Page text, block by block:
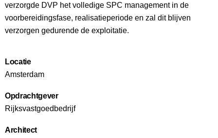
verzorgde DVP het volledige SPC management in de
voorbereidingsfase, realisatieperiode en zal dit blijven
verzorgen gedurende de exploitatie.
Locatie
Amsterdam
Opdrachtgever
Rijksvastgoedbedrijf
Architect